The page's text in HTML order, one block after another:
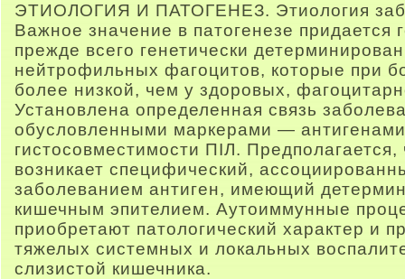
ЭТИОЛОГИЯ И ПАТОГЕНЕЗ. Этиология
Важное значение в патогенезе придается
прежде всего генетически
нейтрофильных фагоцитов, которые при
более низкой, чем у здоровых,
Установлена определенная связь
обусловленными маркерами — антигенами
гистосовместимости ПІЛ.
возникает специфический,
заболеванием антиген, имеющий
кишечным эпителием. Аутоиммунные
приобретают патологический характер и
тяжелых системных и локальных
слизистой кишечника.